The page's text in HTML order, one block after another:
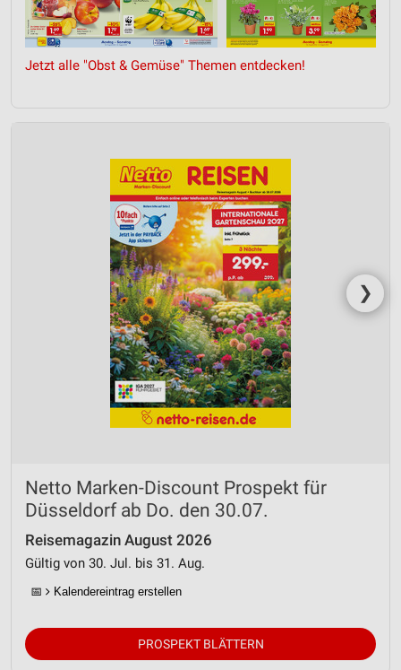
Jetzt alle "Obst & Gemüse" Themen entdecken!
❯
Netto Marken-Discount Prospekt für
Düsseldorf ab Do. den 30.07.
Reisemagazin August 2026
Gültig von 30. Jul. bis 31. Aug.
📅 Kalendereintrag erstellen
PROSPEKT BLÄTTERN